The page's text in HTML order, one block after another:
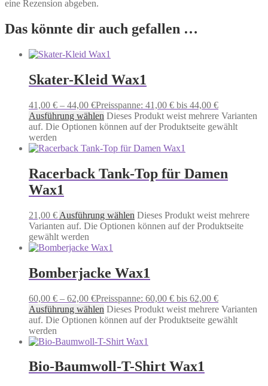
eine Rezension abgeben.
Das könnte dir auch gefallen …
Skater-Kleid Wax1
41,00 € – 44,00 €Preisspanne: 41,00 € bis 44,00 €
Ausführung wählen Dieses Produkt weist mehrere Varianten
auf. Die Optionen können auf der Produktseite gewählt
werden
Racerback Tank-Top für Damen
Wax1
21,00 € Ausführung wählen Dieses Produkt weist mehrere
Varianten auf. Die Optionen können auf der Produktseite
gewählt werden
Bomberjacke Wax1
60,00 € – 62,00 €Preisspanne: 60,00 € bis 62,00 €
Ausführung wählen Dieses Produkt weist mehrere Varianten
auf. Die Optionen können auf der Produktseite gewählt
werden
Bio-Baumwoll-T-Shirt Wax1